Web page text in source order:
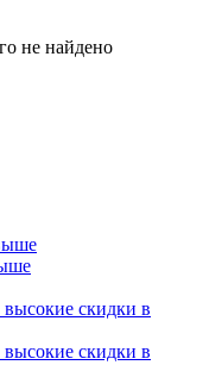
не найдено
скидки в
скидки в